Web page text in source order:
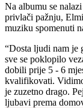
Na albumu se
privlači pažnju,
muziku spomenuti
“Dosta ljudi nam je
sve se poklopilo
dobili prije 5 - 6
kvalifikovati.
je zuzetno drago.
ljubavi prema